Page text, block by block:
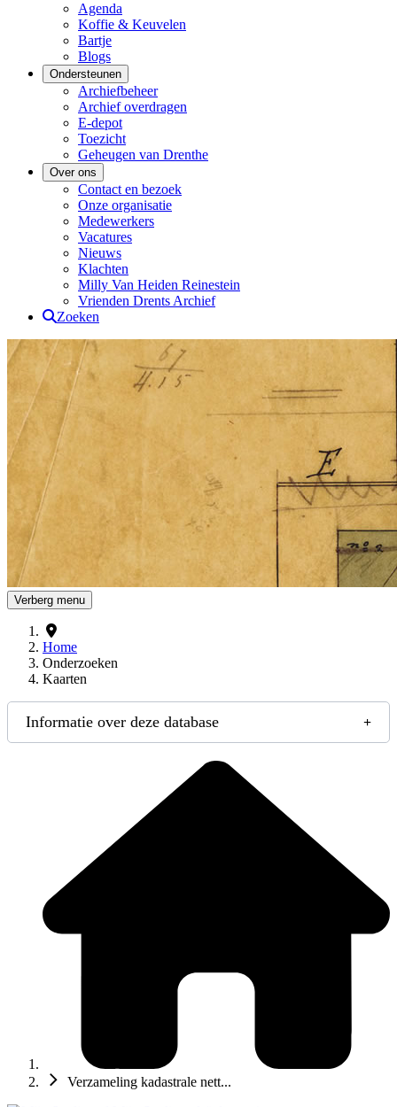
Agenda
Koffie & Keuvelen
Bartje
Blogs
Ondersteunen
Archiefbeheer
Archief overdragen
E-depot
Toezicht
Geheugen van Drenthe
Over ons
Contact en bezoek
Onze organisatie
Medewerkers
Vacatures
Nieuws
Klachten
Milly Van Heiden Reinestein
Vrienden Drents Archief
Zoeken
Drents Archief
Verberg menu
Home
Onderzoeken
Kaarten
Informatie over deze database
Verzameling kadastrale nett...